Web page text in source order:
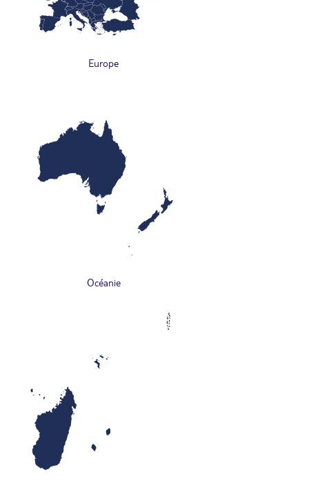
Europe
Océanie